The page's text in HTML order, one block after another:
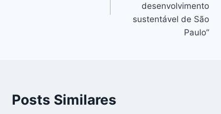
desenvolvimento
sustentável de São
Paulo”
Posts Similares